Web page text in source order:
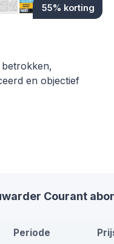
55% korting
betrokken,
en objectief
Courant
Periode